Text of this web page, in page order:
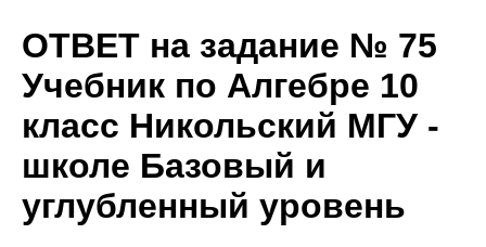
ОТВЕТ на задание № 75
Учебник по Алгебре 10
класс Никольский МГУ -
школе Базовый и
углубленный уровень